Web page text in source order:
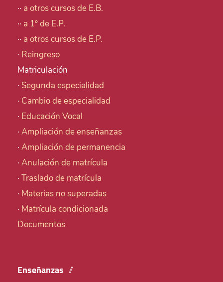
·· a otros cursos de E.B.
·· a 1º de E.P.
·· a otros cursos de E.P.
· Reingreso
Matriculación
· Segunda especialidad
· Cambio de especialidad
· Educación Vocal
· Ampliación de enseñanzas
· Ampliación de permanencia
· Anulación de matrícula
· Traslado de matrícula
· Materias no superadas
· Matrícula condicionada
Documentos
Enseñanzas